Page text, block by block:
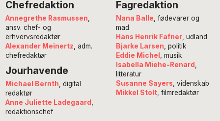
Chefredaktion
Annegrethe Rasmussen
ansv. chef- og
erhvervsredaktør
Alexander Meinertz , adm.
chefredaktør
Jourhavende
Michael Bernth , digital
redaktør
Anne Juliette Ladegaard
redaktionschef
Fagredaktion
Nana Balle , fødevarer og
mad
Hans Henrik Fafner, udland
Bjarke Larsen , politik
Eddie Michel
, musik
Isabella Miehe-Renard
litteratur
Susanne Sayers , videnskab
Mikkel Stolt, filmredaktør